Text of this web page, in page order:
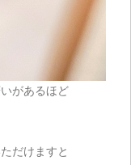
があるほど
だけますと